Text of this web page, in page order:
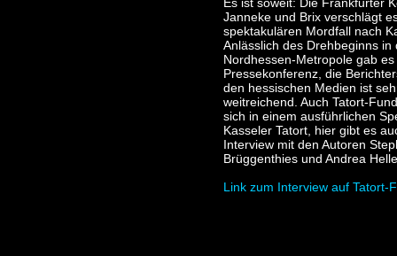
Janneke und Brix verschlägt
spektakulären Mordfall nach
Anlässlich des Drehbeginns in
Nordhessen-Metropole gab
Pressekonferenz, die
den hessischen Medien ist
weitreichend. Auch Tatort-
sich in einem ausführlichen
Kasseler Tatort, hier gibt es
Interview mit den Autoren
Brüggenthies und Andrea
Link zum Interview auf Tatort-